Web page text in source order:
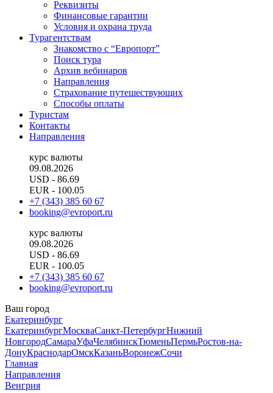
Реквизиты
Финансовые гарантии
Условия и охрана труда
Турагентствам
Знакомство с “Европорт”
Поиск тура
Архив вебинаров
Направления
Страхование путешествующих
Способы оплаты
Туристам
Контакты
Направления
курс валюты
09.08.2026
USD - 86.69
EUR - 100.05
+7 (343) 385 60 67
booking@evroport.ru
курс валюты
09.08.2026
USD - 86.69
EUR - 100.05
+7 (343) 385 60 67
booking@evroport.ru
Ваш город
Екатеринбург
ЕкатеринбургМоскваСанкт-ПетербургНижний
НовгородСамараУфаЧелябинскТюменьПермьРостов-на-
ДонуКраснодарОмскКазаньВоронежСочи
Главная
Направления
Венгрия